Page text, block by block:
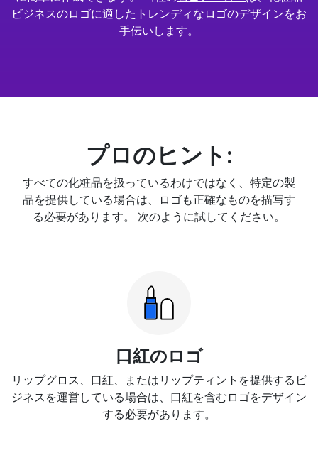
ビジネスのロゴに適したトレンディなロゴのデザインをお
手伝いします。
プロのヒント:
すべての化粧品を扱っているわけではなく、特定の製
品を提供している場合は、ロゴも正確なものを描写す
る必要があります。 次のように試してください。
口紅のロゴ
リップグロス、口紅、またはリップティントを提供するビ
ジネスを運営している場合は、口紅を含むロゴをデザイン
する必要があります。